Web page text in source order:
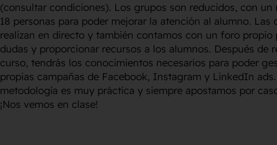
(consultar condiciones). Los grupos son reducidos, con un
18 personas para poder mejorar la atención al alumno. Las
realizan en directo y también contamos con un foro propio
dudas y proporcionar recursos a los alumnos. Después de
curso, tendrás los conocimientos necesarios para poder
propias campañas de Facebook, Instagram y LinkedIn
metodología es muy práctica y siempre apostamos por
¡Nos vemos en clase!